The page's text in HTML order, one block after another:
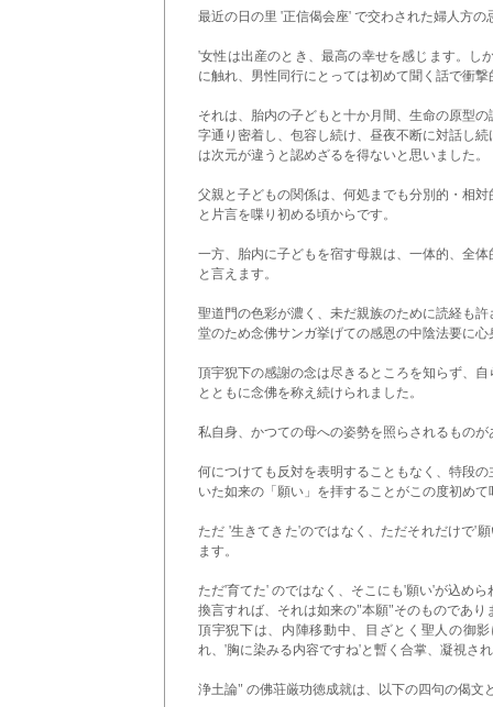
最近の日の里 '正信偈会座' で交わされた婦人方の
'女性は出産のとき、最高の幸せを感じます。し
に触れ、男性同行にとっては初めて聞く話で衝
それは、胎内の子どもと十か月間、生命の原型
字通り密着し、包容し続け、昼夜不断に対話し
は次元が違うと認めざるを得ないと思いました。
父親と子どもの関係は、何処までも分別的・相対
と片言を喋り初める頃からです。
一方、胎内に子どもを宿す母親は、一体的、全
と言えます。
聖道門の色彩が濃く、未だ親族のために読経も
堂のため念佛サンガ挙げての感恩の中陰法要に
頂宇猊下の感謝の念は尽きるところを知らず、
とともに念佛を称え続けられました。
私自身、かつての母への姿勢を照らされるものが
何につけても反対を表明することもなく、特段
いた如来の「願い」を拝することがこの度初めて
ただ '生きてきた'のではなく、ただそれだけで'
ます。
ただ'育てた' のではなく、そこにも'願い'が込め
換言すれば、それは如来の"本願"そのものであり
頂宇猊下は、内陣移動中、目ざとく聖人の御
れ、'胸に染みる内容ですね'と暫く合掌、凝視さ
浄土論" の佛荘厳功徳成就は、以下の四句の偈文